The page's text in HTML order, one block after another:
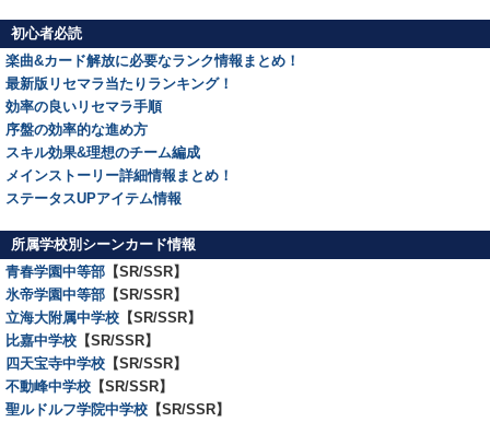
初心者必読
楽曲&カード解放に必要なランク情報まとめ！
最新版リセマラ当たりランキング！
効率の良いリセマラ手順
序盤の効率的な進め方
スキル効果&理想のチーム編成
メインストーリー詳細情報まとめ！
ステータスUPアイテム情報
所属学校別シーンカード情報
青春学園中等部 【SR/SSR】
氷帝学園中等部 【SR/SSR】
立海大附属中学校 【SR/SSR】
比嘉中学校 【SR/SSR】
四天宝寺中学校 【SR/SSR】
不動峰中学校 【SR/SSR】
聖ルドルフ学院中学校 【SR/SSR】